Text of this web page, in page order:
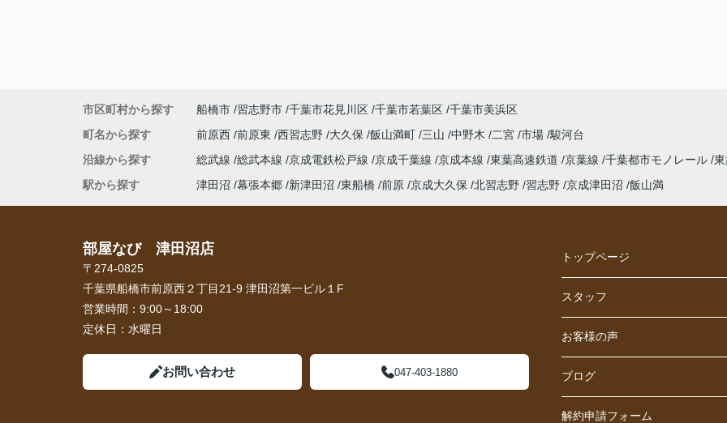
市区町村から探す 船橋市 習志野市 千葉市花見川区 千葉市若葉区 千葉市美浜区
町名から探す
前原西 前原東 西習志野 大久保 飯山満町 三山 中野木 二宮 市場 駿河台
沿線から探す
総武線 総武本線 京成電鉄松戸線 京成千葉線 京成本線 東葉高速鉄道 京葉線 千葉都市モノレール
駅から探す
津田沼 幕張本郷 新津田沼 東船橋 前原 京成大久保 北習志野 習志野 京成津田沼 飯山満
部屋なび 津田沼店
〒274-0825
千葉県船橋市前原西２丁目21-9 津田沼第一ビル１F
営業時間： 9:00～18:00
定休日： 水曜日
お問い合わせ 047-403-1880
トップページ
スタッフ
お客様の声
ブログ
解約申請フォーム